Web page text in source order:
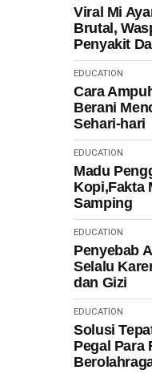
Viral Mi
Brutal,
Penyakit
EDUCATION
Cara
Berani
Sehari-hari
EDUCATION
Madu
Kopi,Fakta
Samping
EDUCATION
Penyebab
Selalu
dan Gizi
EDUCATION
Solusi
Pegal Para